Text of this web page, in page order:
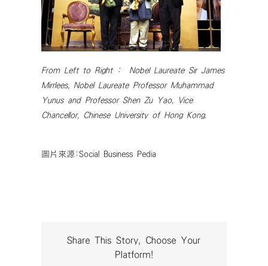
From Left to Right : Nobel Laureate Sir James
Mirrlees, Nobel Laureate Professor Muhammad
Yunus and Professor Shen Zu Yao, Vice
Chancellor, Chinese University of Hong Kong.
圖片來源:Social Business Pedia
Share This Story, Choose Your
Platform!